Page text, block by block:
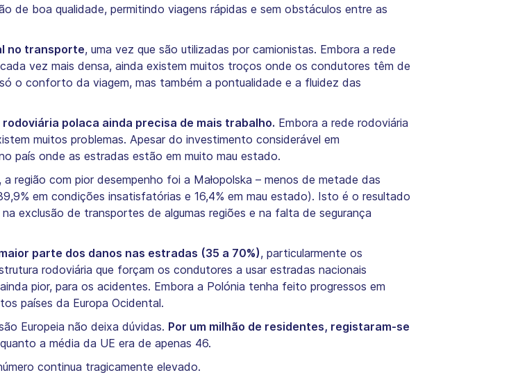
de boa qualidade, permitindo viagens rápidas e sem obstáculos entre as
no transporte, uma vez que são utilizadas por camionistas. Embora a rede
vez mais densa, ainda existem muitos troços onde os condutores têm de
o conforto da viagem, mas também a pontualidade e a fluidez das
polaca ainda precisa de mais trabalho. Embora a rede rodoviária
muitos problemas. Apesar do investimento considerável em
país onde as estradas estão em muito mau estado.
região com pior desempenho foi a Małopolska – menos de metade das
em condições insatisfatórias e 16,4% em mau estado). Isto é o resultado
exclusão de transportes de algumas regiões e na falta de segurança
parte dos danos nas estradas (35 a 70%), particularmente os
rodoviária que forçam os condutores a usar estradas nacionais
pior, para os acidentes. Embora a Polónia tenha feito progressos em
países da Europa Ocidental.
Europeia não deixa dúvidas. Por um milhão de residentes, registaram-se
a média da UE era de apenas 46.
continua tragicamente elevado.